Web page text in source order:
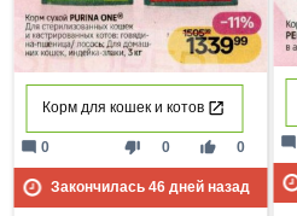
Корм для кошек и котов
thumb_down 0 thumb_up 0
mode_comment 0
Закончилась 46дней назад
mode_comment